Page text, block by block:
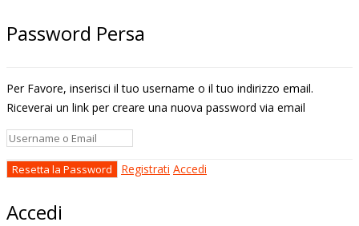
Password Persa
Per Favore, inserisci il tuo username o il tuo indirizzo email.
Riceverai un link per creare una nuova password via email
Registrati Accedi
Accedi